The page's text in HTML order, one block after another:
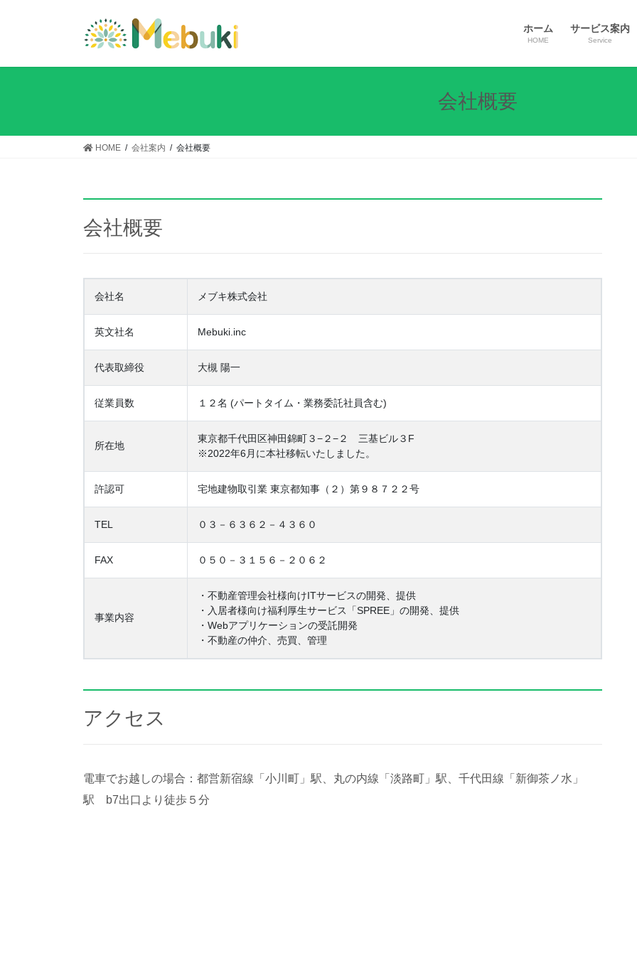
ホーム
HOME
サービス案内
Service
会社概要
HOME 会社案内 会社概要
会社概要
会社名 メブキ株式会社
英文社名 Mebuki.inc
代表取締役 大槻 陽一
従業員数 １２名 (パートタイム・業務委託社員含む)
所在地
東京都千代田区神田錦町３−２−２ 三基ビル３F
※2022年6月に本社移転いたしました。
許認可 宅地建物取引業 東京都知事（２）第９８７２２号
TEL ０３－６３６２－４３６０
FAX ０５０－３１５６－２０６２
事業内容
・不動産管理会社様向けITサービスの開発、提供
・入居者様向け福利厚生サービス「SPREE」の開発、提供
・Webアプリケーションの受託開発
・不動産の仲介、売買、管理
アクセス
電車でお越しの場合：都営新宿線「小川町」駅、丸の内線「淡路町」駅、千代田線「新御茶ノ水」
駅 b7出口より徒歩５分